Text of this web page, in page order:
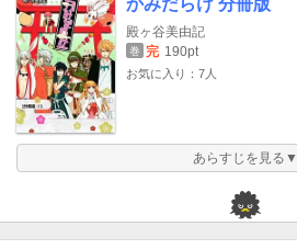
殿ヶ谷美由記
巻 完 190pt
お気に入り：7人
あらすじを見る▼